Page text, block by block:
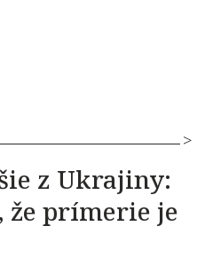
z Ukrajiny:
prímerie je